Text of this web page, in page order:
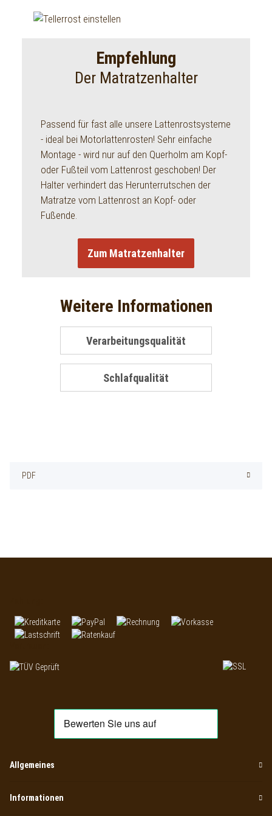
Empfehlung
Der Matratzenhalter
Passend für fast alle unsere Lattenrostsysteme
- ideal bei Motorlattenrosten! Sehr einfache
Montage - wird nur auf den Querholm am Kopf-
oder Fußteil vom Lattenrost geschoben! Der
Halter verhindert das Herunterrutschen der
Matratze vom Lattenrost an Kopf- oder
Fußende.
Zum Matratzenhalter
Weitere Informationen
Verarbeitungsqualität
Schlafqualität
PDF
Allgemeines
Informationen